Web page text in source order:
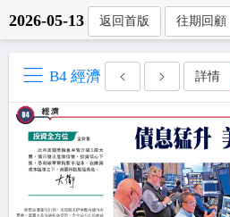
2026-05-13 返回首版 往期回顧
B4 經濟 詳情